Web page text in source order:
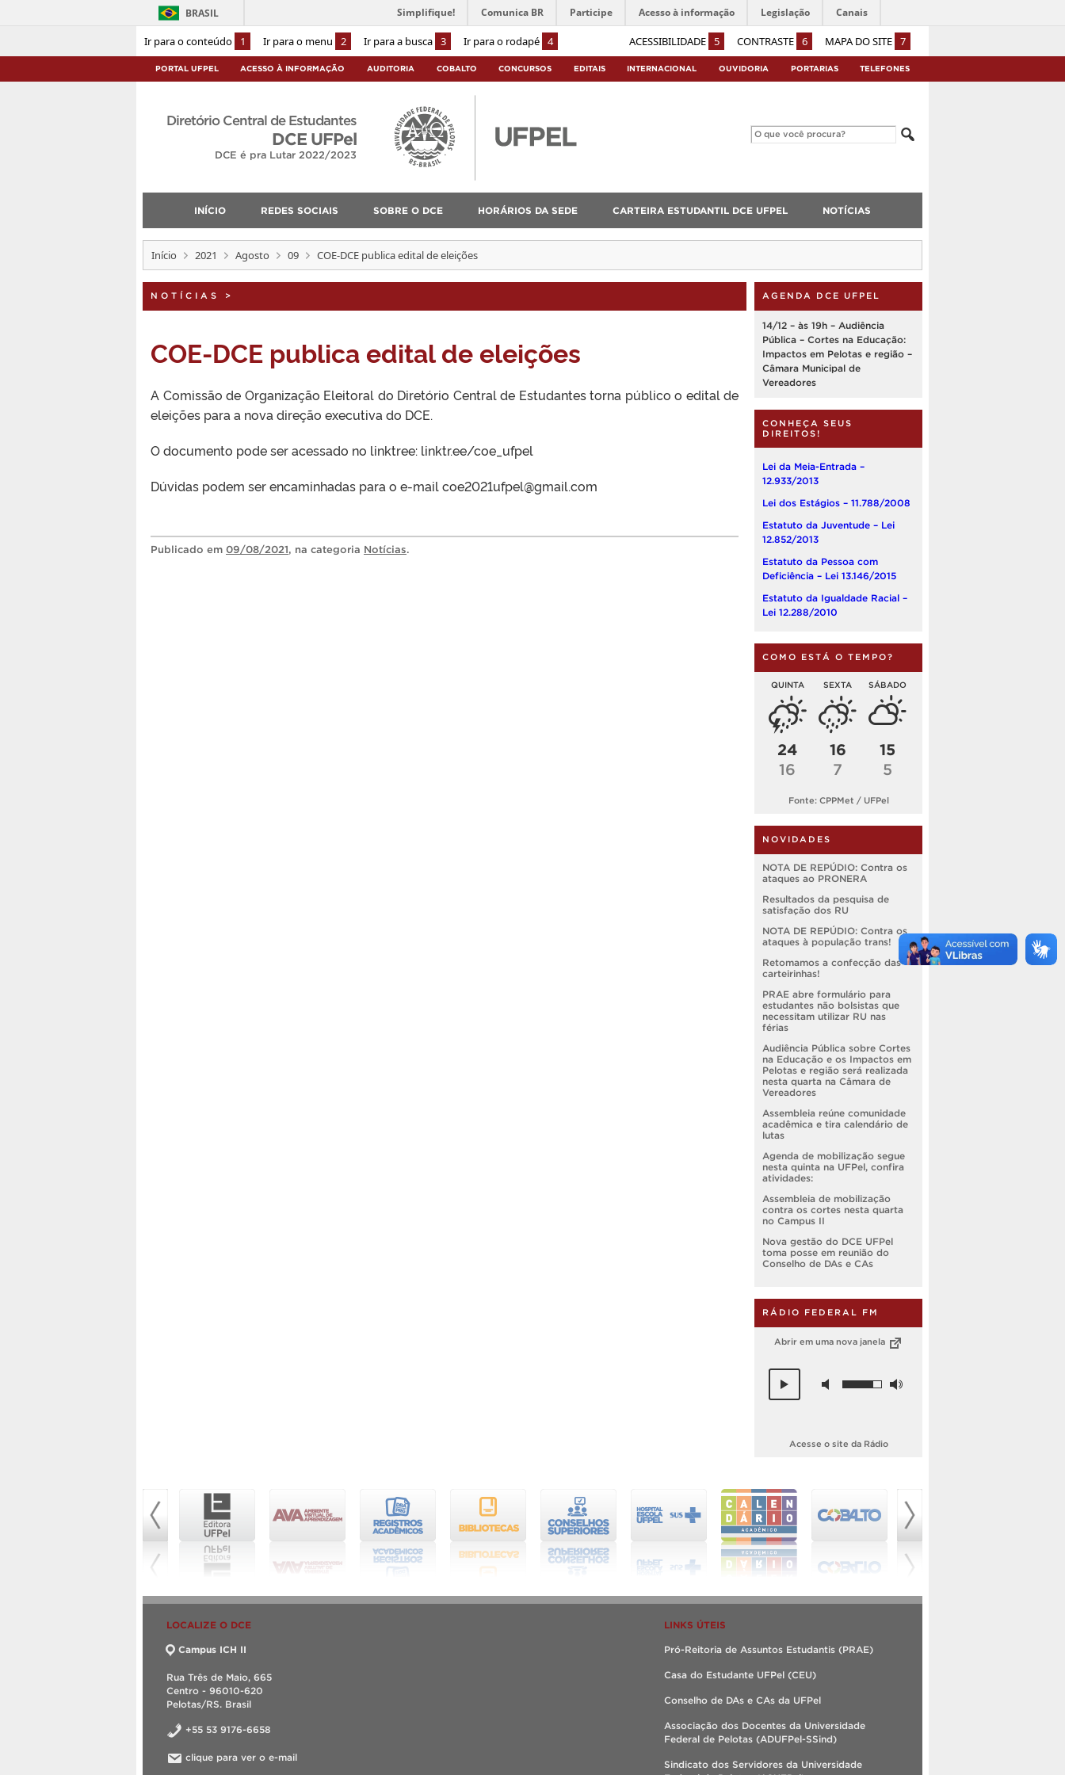
Ir para o conteúdo 1 Ir para o menu 2 Ir para a busca 3 Ir para o rodapé 4 ACESSIBILIDADE 5 CONTRASTE 6 MAPA DO SITE 7
BRASIL Simplifique! Comunica BR Participe Acesso à informação Legislação Canais
PORTAL UFPEL ACESSO À INFORMAÇÃO AUDITORIA COBALTO CONCURSOS EDITAIS INTERNACIONAL OUVIDORIA PORTARIAS TELEFONES
Diretório Central de Estudantes
DCE UFPel
DCE é pra Lutar 2022/2023
INÍCIO REDES SOCIAIS SOBRE O DCE HORÁRIOS DA SEDE CARTEIRA ESTUDANTIL DCE UFPEL NOTÍCIAS
Início 2021 Agosto 09 COE-DCE publica edital de eleições
NOTÍCIAS >
COE-DCE publica edital de eleições
A Comissão de Organização Eleitoral do Diretório Central de Estudantes torna público o edital de
eleições para a nova direção executiva do DCE.
O documento pode ser acessado no linktree: linktr.ee/coe_ufpel
Dúvidas podem ser encaminhadas para o e-mail coe2021ufpel@gmail.com
Publicado em 09/08/2021, na categoria Notícias.
AGENDA DCE UFPEL
14/12 – às 19h – Audiência
Pública – Cortes na Educação:
Impactos em Pelotas e região –
Câmara Municipal de
Vereadores
CONHEÇA SEUS
DIREITOS!
Lei da Meia-Entrada –
12.933/2013
Lei dos Estágios – 11.788/2008
Estatuto da Juventude – Lei
12.852/2013
Estatuto da Pessoa com
Deficiência – Lei 13.146/2015
Estatuto da Igualdade Racial –
Lei 12.288/2010
COMO ESTÁ O TEMPO?
QUINTA
24
16
SEXTA
16
7
SÁBADO
15
5
Fonte: CPPMet / UFPel
NOVIDADES
NOTA DE REPÚDIO: Contra os
ataques ao PRONERA
Resultados da pesquisa de
satisfação dos RU
NOTA DE REPÚDIO: Contra os
ataques à população trans!
Retomamos a confecção das
carteirinhas!
PRAE abre formulário para
estudantes não bolsistas que
necessitam utilizar RU nas
férias
Audiência Pública sobre Cortes
na Educação e os Impactos em
Pelotas e região será realizada
nesta quarta na Câmara de
Vereadores
Assembleia reúne comunidade
acadêmica e tira calendário de
lutas
Agenda de mobilização segue
nesta quinta na UFPel, confira
atividades:
Assembleia de mobilização
contra os cortes nesta quarta
no Campus II
Nova gestão do DCE UFPel
toma posse em reunião do
Conselho de DAs e CAs
RÁDIO FEDERAL FM
Abrir em uma nova janela
Acesse o site da Rádio
LOCALIZE O DCE
Campus ICH II
Rua Três de Maio, 665
Centro - 96010-620
Pelotas/RS. Brasil
+55 53 9176-6658
clique para ver o e-mail
LINKS ÚTEIS
Pró-Reitoria de Assuntos Estudantis (PRAE)
Casa do Estudante UFPel (CEU)
Conselho de DAs e CAs da UFPel
Associação dos Docentes da Universidade
Federal de Pelotas (ADUFPel-SSind)
Sindicato dos Servidores da Universidade